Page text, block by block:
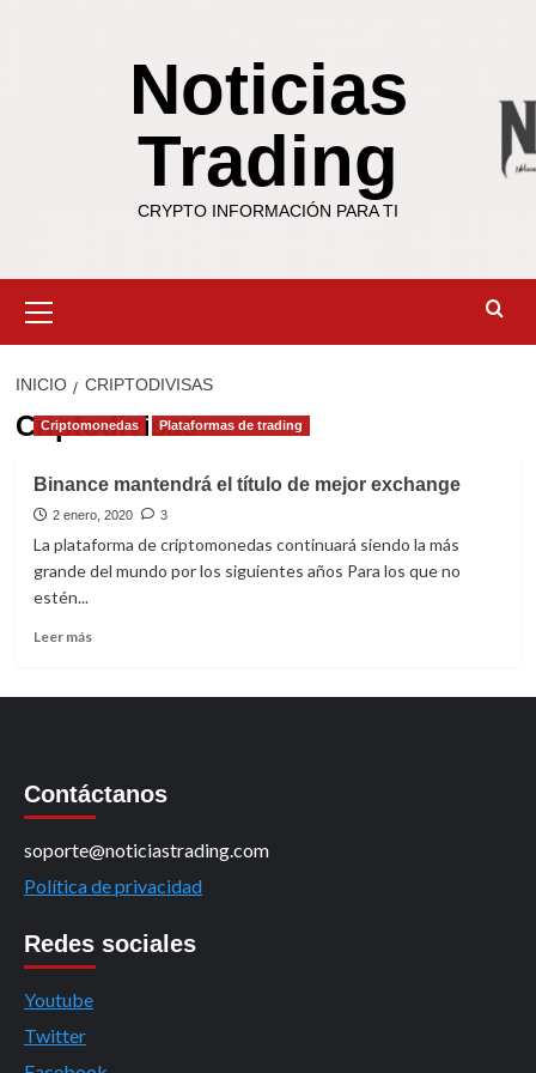
Noticias
Trading
CRYPTO INFORMACIÓN PARA TI
primario
INICIO CRIPTODIVISAS
Criptodivisas
Criptomonedas Plataformas de trading
Binance mantendrá el título de mejor exchange
2 enero, 2020 3
La plataforma de criptomonedas continuará siendo la más
grande del mundo por los siguientes años Para los que no
estén...
Leer másLeer
Binance
de
mejor
Contáctanos
soporte@noticiastrading.com
Política de privacidad
Redes sociales
Youtube
Twitter